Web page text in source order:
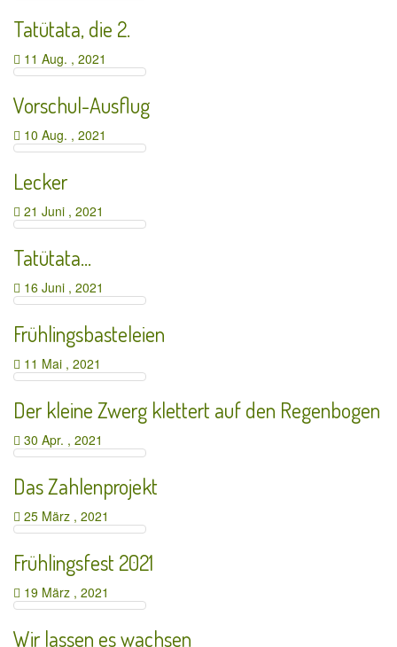
Tatütata, die 2.
11 Aug. , 2021
Vorschul-Ausflug
10 Aug. , 2021
Lecker
21 Juni , 2021
Tatütata…
16 Juni , 2021
Frühlingsbasteleien
11 Mai , 2021
Der kleine Zwerg klettert auf den Regenbogen
30 Apr. , 2021
Das Zahlenprojekt
25 März , 2021
Frühlingsfest 2021
19 März , 2021
Wir lassen es wachsen